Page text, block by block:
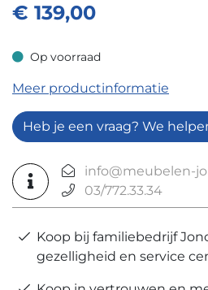
€ 139,00
Op voorraad
Op voorraad
Meer productinformatie
Heb je een vraag? We
info@meubelen-
03/772.33.34
Koop bij familiebedrijf
gezelligheid en service